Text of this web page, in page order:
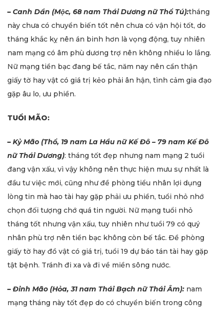
– Canh Dần (Mộc, 68 nam Thái Dương nữ Thổ Tú):tháng
này chưa có chuyển biến tốt nên chưa có vận hội tốt, do
tháng khắc kỵ nên án binh hơn là vọng động, tuy nhiên
nam mạng có âm phù dương trợ nên không nhiều lo lắng.
Nữ mạng tiền bạc đang bế tắc, năm nay nên cẩn thận
giấy tờ hay vật có giá trị kẻo phải ân hận, tình cảm gia đạo
gặp âu lo, ưu phiền.
TUỔI MÃO:
– Kỷ Mão (Thổ, 19 nam La Hầu nữ Kế Đô – 79 nam Kế Đô
nữ Thái Dương): tháng tốt đẹp nhưng nam mạng 2 tuổi
đang vận xấu, vì vậy không nên thực hiện mưu sự nhất là
đầu tư việc mới, cũng như đề phòng tiểu nhân lợi dụng
lòng tin mà hao tài hay gặp phải ưu phiền, tuổi nhỏ nhớ
chọn đối tượng chớ quá tin người. Nữ mạng tuổi nhỏ
tháng tốt nhưng vận xấu, tuy nhiên như tuổi 79 có quý
nhân phù trợ nên tiền bạc không còn bế tắc. Đề phòng
giấy tờ hay đồ vật có giá trị, tuổi 19 dự báo tán tài hay gặp
tật bệnh. Tránh đi xa và đi về miền sông nước.
– Đinh Mão (Hỏa, 31 nam Thái Bạch nữ Thái Âm): nam
mạng tháng này tốt đẹp do có chuyển biến trong công